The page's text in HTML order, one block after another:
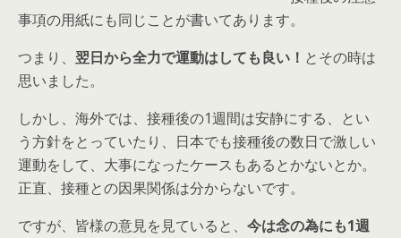
事項の用紙にも同じことが書いてあります。
つまり、 翌日から全力で運動はしても良い！ とその時は
思いました。
しかし、海外では、接種後の1週間は安静にする、とい
う方針をとっていたり、日本でも接種後の数日で激しい
運動をして、大事になったケースもあるとかないとか。
正直、接種との因果関係は分からないです。
ですが、皆様の意見を見ていると、 今は念の為にも1週